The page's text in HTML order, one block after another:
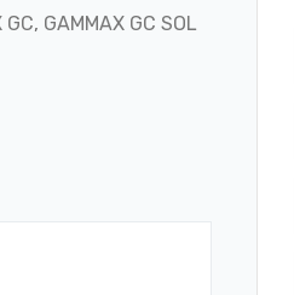
GC, GAMMAX GC SOL